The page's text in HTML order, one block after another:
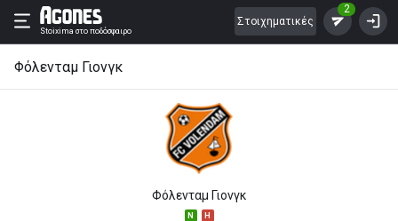
Stoixima στο ποδόσφαιρο
Στοιχηματικές
2
Φόλενταμ Γιονγκ
Φόλενταμ Γιονγκ
N H